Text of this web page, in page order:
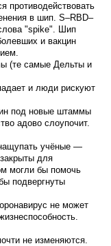
противодействовать
в шип. S–RBD–
"spike". Шип
и вакцин
(те самые Дельты и
и люди рискуют
под новые штаммы
адово слоупочит.
учёные —
для
могли бы помочь
подвергнуты
не может
не изменяются.